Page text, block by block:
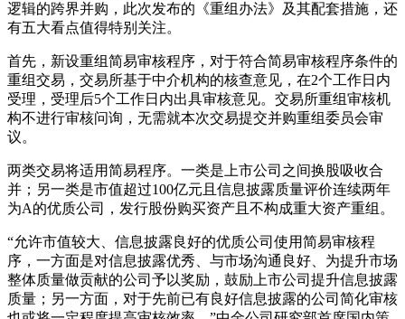
逻辑的跨界并购，此次发布的《重组办法》及其配套措施，还
有五大看点值得特别关注。
首先，新设重组简易审核程序，对于符合简易审核程序条件的
重组交易，交易所基于中介机构的核查意见，在2个工作日内
受理，受理后5个工作日内出具审核意见。交易所重组审核机
构不进行审核问询，无需就本次交易提交并购重组委员会审
议。
两类交易将适用简易程序。一类是上市公司之间换股吸收合
并；另一类是市值超过100亿元且信息披露质量评价连续两年
为A的优质公司，发行股份购买资产且不构成重大资产重组。
“允许市值较大、信息披露良好的优质公司使用简易审核程
序，一方面是对信息披露优秀、与市场沟通良好、为提升市场
整体质量做贡献的公司予以奖励，鼓励上市公司提升信息披露
质量；另一方面，对于先前已有良好信息披露的公司简化审核